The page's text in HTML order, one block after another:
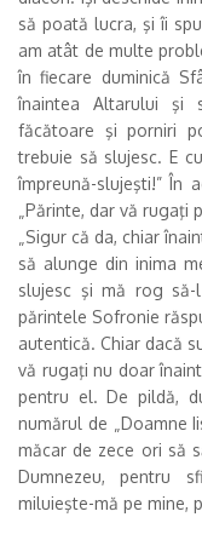
să poată lucra, şi îi
am atât de multe
în fiecare duminică
înaintea Altarului şi
făcătoare şi porniri
trebuie să slujesc. E
împreună-slujeşti!” În
„Părinte, dar vă rugaţi
„Sigur că da, chiar
să alunge din inima
slujesc şi mă rog să-
părintele Sofronie
autentică. Chiar dacă
vă rugaţi nu doar
pentru el. De pildă,
numărul de „Doamne
măcar de zece ori să
Dumnezeu, pentru
miluieşte-mă pe mine,